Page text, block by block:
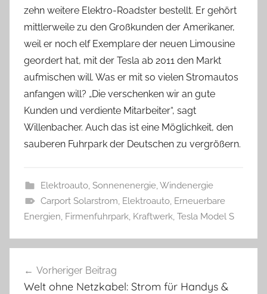
zehn weitere Elektro-Roadster bestellt. Er gehört
mittlerweile zu den Großkunden der Amerikaner,
weil er noch elf Exemplare der neuen Limousine
geordert hat, mit der Tesla ab 2011 den Markt
aufmischen will. Was er mit so vielen Stromautos
anfangen will? „Die verschenken wir an gute
Kunden und verdiente Mitarbeiter“, sagt
Willenbacher. Auch das ist eine Möglichkeit, den
sauberen Fuhrpark der Deutschen zu vergrößern.
Elektroauto, Sonnenenergie,Windenergie
Carport Solarstrom, Elektroauto, Erneuerbare
Energien, Firmenfuhrpark, Kraftwerk, Tesla Model S
Vorheriger Beitrag
Welt ohne Netzkabel: Strom für Handys &